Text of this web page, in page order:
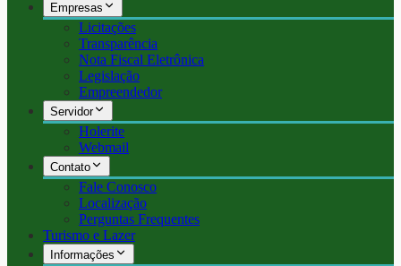
Empresas
Licitações
Transparência
Nota Fiscal Eletrônica
Legislação
Empreendedor
Servidor
Holerite
Webmail
Contato
Fale Conosco
Localização
Perguntas Frequentes
Turismo e Lazer
Informações